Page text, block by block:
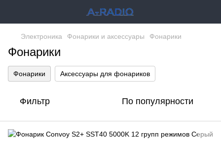
Электроника Фонарики и аксессуары Фонарики
Фонарики
Фонарики Аксессуары для фонариков
Фильтр По популярности